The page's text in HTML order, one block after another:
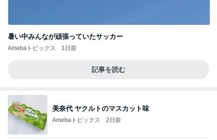
暑い中みんなが頑張っていたサッカー
Amebaトピックス 1日前
記事を読む
美奈代 ヤクルトのマスカット味
Amebaトピックス 2日前